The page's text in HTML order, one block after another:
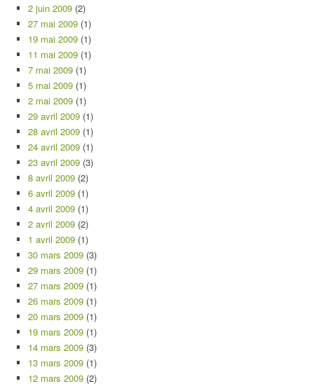
2 juin 2009 (2)
27 mai 2009 (1)
19 mai 2009 (1)
11 mai 2009 (1)
7 mai 2009 (1)
5 mai 2009 (1)
2 mai 2009 (1)
29 avril 2009 (1)
28 avril 2009 (1)
24 avril 2009 (1)
23 avril 2009 (3)
8 avril 2009 (2)
6 avril 2009 (1)
4 avril 2009 (1)
2 avril 2009 (2)
1 avril 2009 (1)
30 mars 2009 (3)
29 mars 2009 (1)
27 mars 2009 (1)
26 mars 2009 (1)
20 mars 2009 (1)
19 mars 2009 (1)
14 mars 2009 (3)
13 mars 2009 (1)
12 mars 2009 (2)